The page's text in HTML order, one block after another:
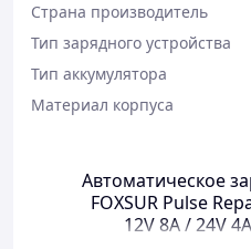
Страна производитель
Тип зарядного устройства
Тип аккумулятора
Материал корпуса
Автоматическое
FOXSUR Pulse
12V 8A / 24V